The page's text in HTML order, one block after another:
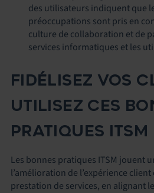
des utilisateurs indiquent que
préoccupations sont pris en
culture de collaboration et de
services informatiques et les
FIDÉLISEZ VOS
UTILISEZ CES
PRATIQUES ITSM
Les bonnes pratiques ITSM jouent
l’amélioration de l’expérience
prestation de services, en alignant